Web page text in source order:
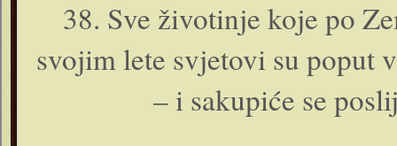
38. Sve životinje koje po
svojim lete svjetovi su poput
– i sakupiće se